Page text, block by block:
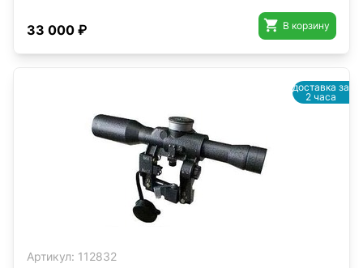
33 000 ₽  В корзину
Артикул: 112832
доставка за
2 часа